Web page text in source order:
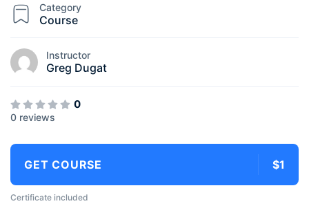
Category
Course
Instructor
Greg Dugat
0
0 reviews
GET COURSE $1
Certificate included